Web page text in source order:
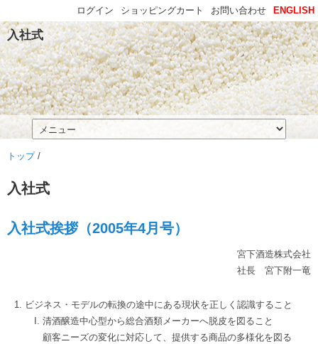
入社式
トップ/
入社式
入社式挨拶（2005年4月号）
宮下酒造株式会社
社長 宮下附一竜
ビジネス・モデルの転換の途中にある現状を正しく認識すること
清酒醸造中心型から総合酒類メーカーへ脱皮を図ること
顧客ニーズの変化に対応して、提供する商品の多様化を図る
ENGLISH
お問い合わせ
ショッピングカート
ログイン